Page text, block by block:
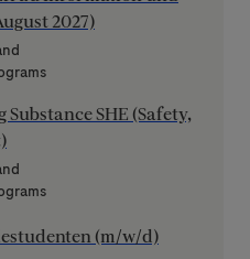
2027)
SHE (Safety,
(m/w/d)